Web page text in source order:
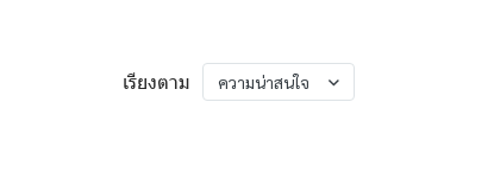
เรียงตาม ความน่าสนใจ